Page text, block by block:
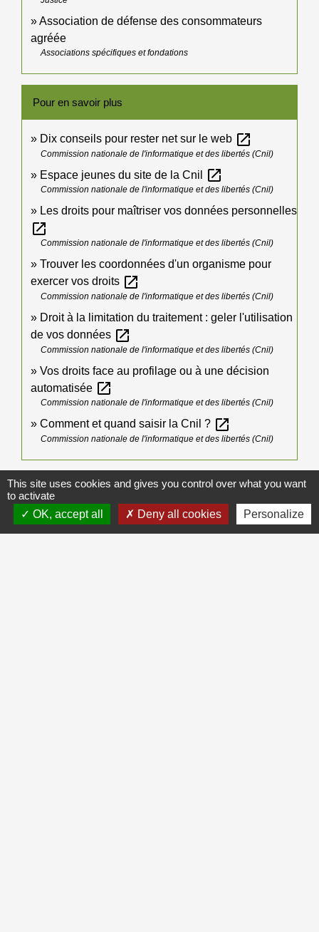
Association de défense des consommateurs
agréée
Associations spécifiques et fondations
Pour en savoir plus
Dix conseils pour rester net sur le web open_in_new
Commission nationale de l'informatique et des libertés (Cnil)
Espace jeunes du site de la Cnil open_in_new
Commission nationale de l'informatique et des libertés (Cnil)
Les droits pour maîtriser vos données personnelles
open_in_new
Commission nationale de l'informatique et des libertés (Cnil)
Trouver les coordonnées d'un organisme pour
exercer vos droits open_in_new
Commission nationale de l'informatique et des libertés (Cnil)
Droit à la limitation du traitement : geler l'utilisation
de vos données open_in_new
Commission nationale de l'informatique et des libertés (Cnil)
Vos droits face au profilage ou à une décision
automatisée open_in_new
Commission nationale de l'informatique et des libertés (Cnil)
Comment et quand saisir la Cnil ? open_in_new
Commission nationale de l'informatique et des libertés (Cnil)
Signaler une erreur sur cette page
This site uses cookies and gives you control over what you want
to activate
OK, accept all
Deny all cookies Personalize